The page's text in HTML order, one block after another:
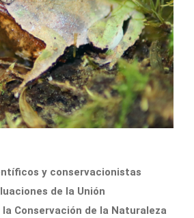
y conservacionistas
de la Unión
Conservación de la Naturaleza